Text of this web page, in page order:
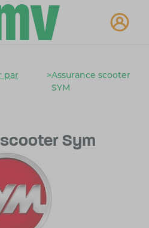
par
>Assurance scooter
SYM
Sym